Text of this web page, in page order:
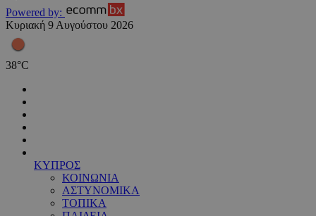
Powered by:
Κυριακή 9 Αυγούστου 2026
38°C
ΚΥΠΡΟΣ
ΚΟΙΝΩΝΙΑ
ΑΣΤΥΝΟΜΙΚΑ
ΤΟΠΙΚΑ